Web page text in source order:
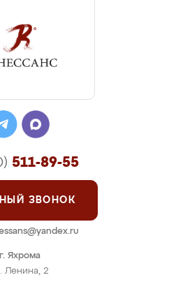
г. Яхрома
Ленина, 2
511-89-55
ЗВОНОК